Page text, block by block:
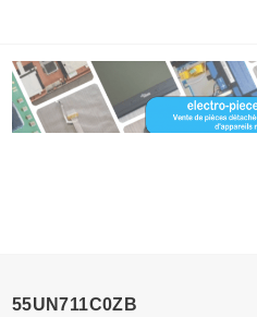
content
55UN711C0ZB